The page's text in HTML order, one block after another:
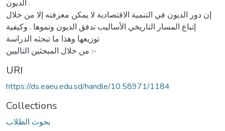
الديون .
إن دور الديون في التنمية الاقتصادية لا يمكن معرفته إلا من خلال
إتباع المسار التاريخي الأساليب تدفق الديون ونموها . وكيفية
توزيعها وهذا ما تبحثه الدراسة
من خلال المبحثين التاليين :-
URI
https://ds.eaeu.edu.sd/handle/10.58971/1184
Collections
بحوث الطلاب